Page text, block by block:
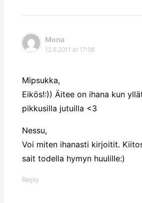
Mona
12.6.2011 at 17:08
Mipsukka,
Eikös!:)) Äitee on ihana kun
pikkusilla jutuilla <3
Nessu,
Voi miten ihanasti kirjoitit.
sait todella hymyn huulille:)
Reply